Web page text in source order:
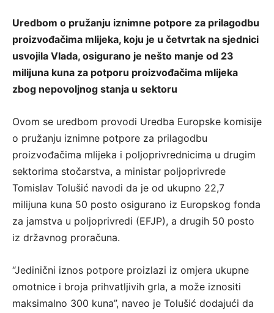
Uredbom o pružanju iznimne potpore za prilagodbu
proizvođačima mlijeka, koju je u četvrtak na sjednici
usvojila Vlada, osigurano je nešto manje od 23
milijuna kuna za potporu proizvođačima mlijeka
zbog nepovoljnog stanja u sektoru
Ovom se uredbom provodi Uredba Europske komisije
o pružanju iznimne potpore za prilagodbu
proizvođačima mlijeka i poljoprivrednicima u drugim
sektorima stočarstva, a ministar poljoprivrede
Tomislav Tolušić navodi da je od ukupno 22,7
milijuna kuna 50 posto osigurano iz Europskog fonda
za jamstva u poljoprivredi (EFJP), a drugih 50 posto
iz državnog proračuna.
“Jedinični iznos potpore proizlazi iz omjera ukupne
omotnice i broja prihvatljivih grla, a može iznositi
maksimalno 300 kuna”, naveo je Tolušić dodajući da